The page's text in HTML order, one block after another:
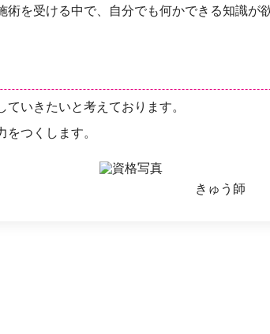
を受ける中で、自分でも何かできる知識が
いきたいと考えております。
つくします。
きゅう師